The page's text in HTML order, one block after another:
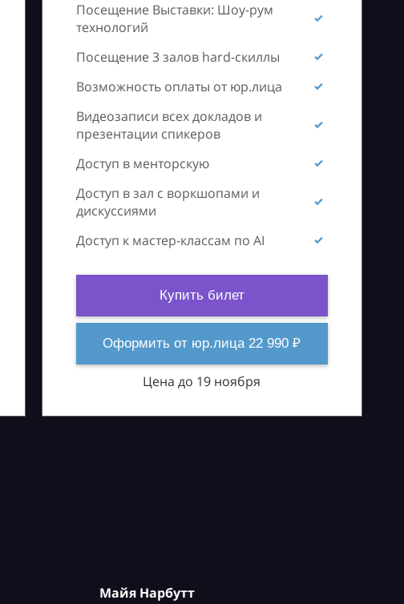
Посещение Выставки: Шоу-рум
технологий
Посещение 3 залов hard-скиллы
Возможность оплаты от юр.лица
Видеозаписи всех докладов и
презентации спикеров
Доступ в менторскую
Доступ в зал с воркшопами и
дискуссиями
Доступ к мастер-классам по AI
Купить билет
Оформить от юр.лица 22 990 ₽
Цена до 19 ноября
Майя Нарбутт